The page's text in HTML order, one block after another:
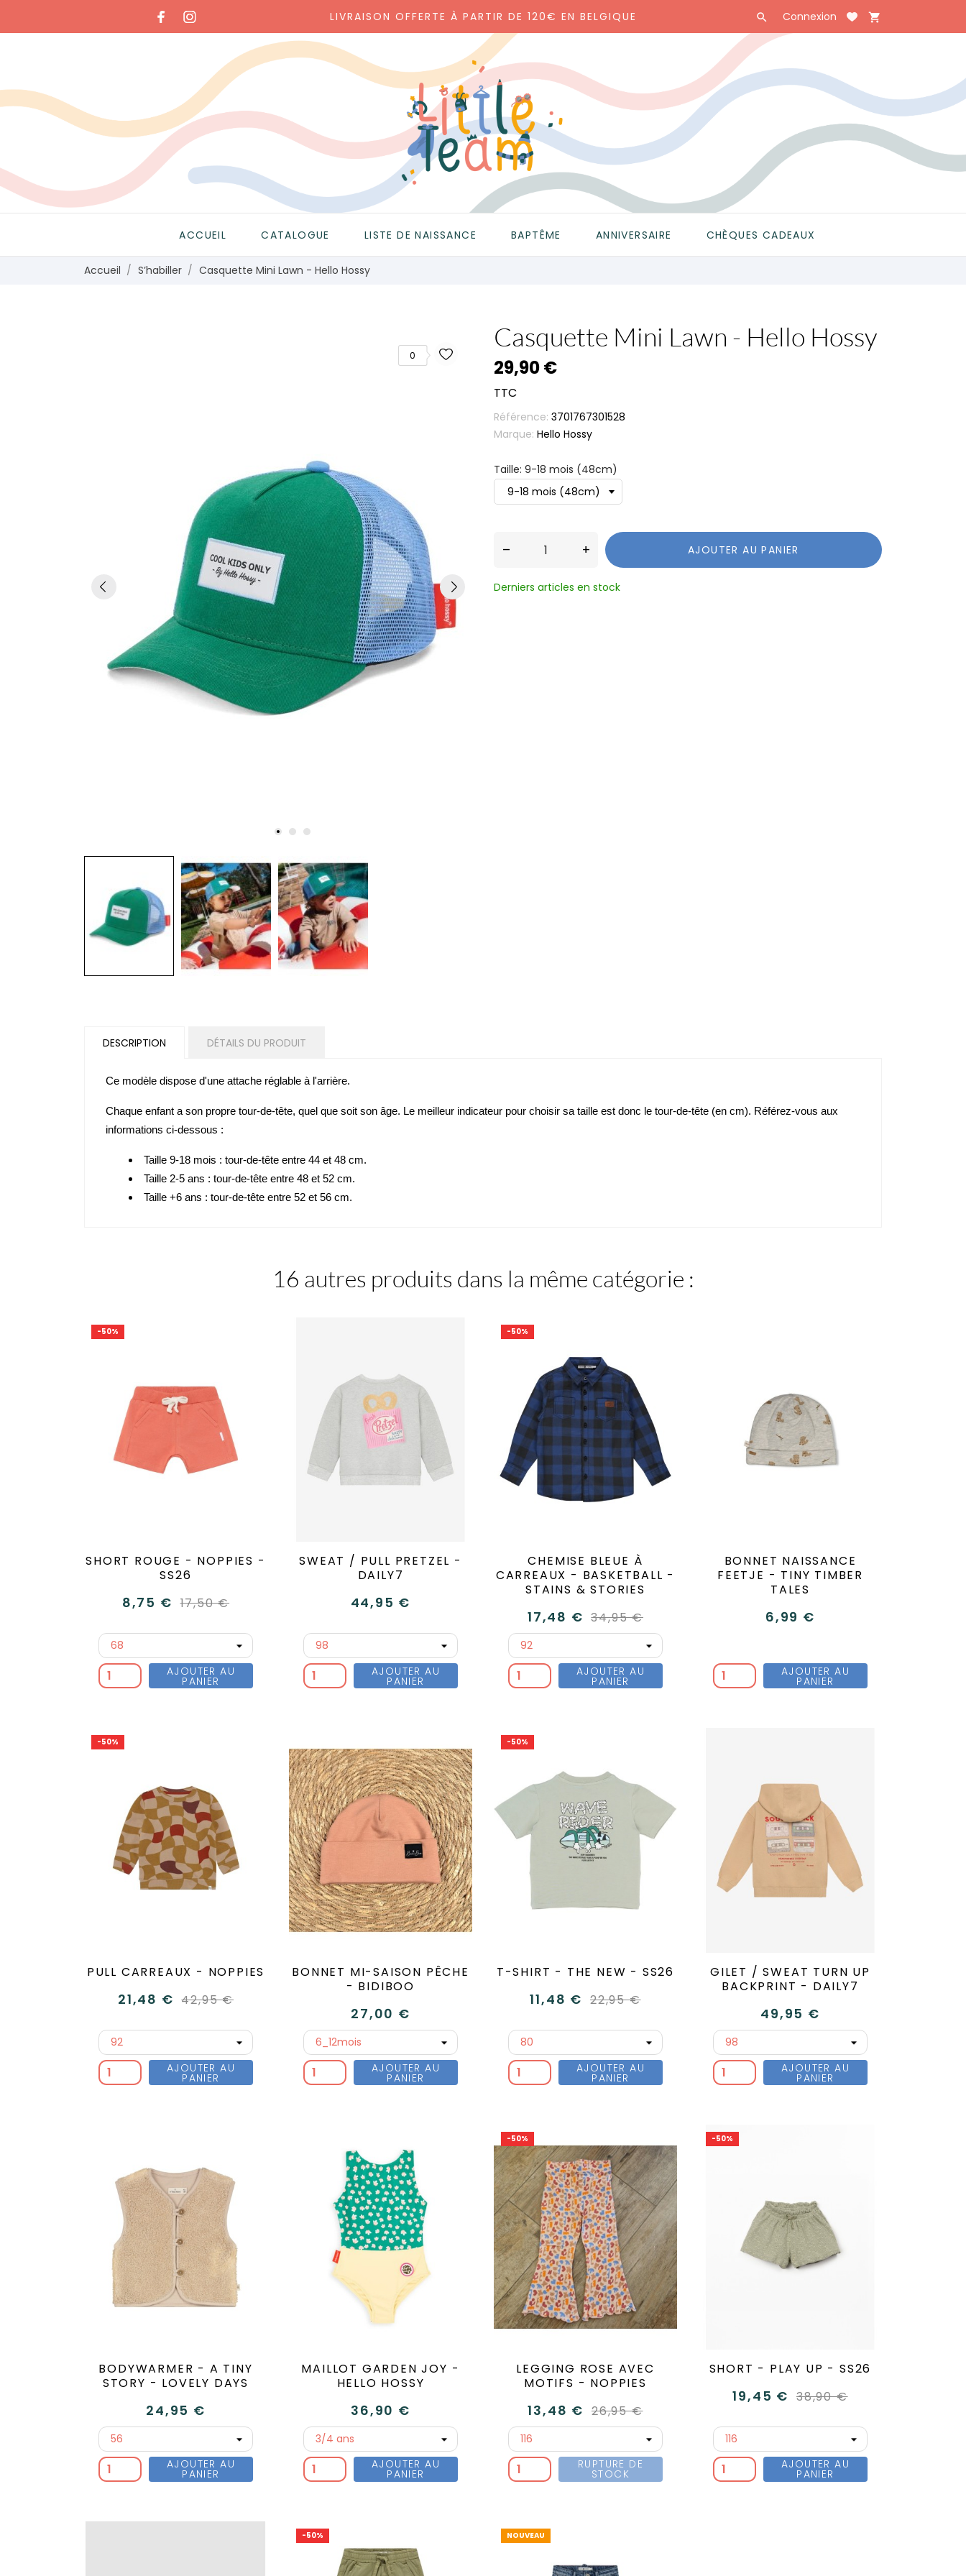
LIVRAISON OFFERTE À PARTIR DE 120€ EN BELGIQUE  Connexion shopping_cart
ACCUEIL CATALOGUE LISTE DE NAISSANCE BAPTÊME ANNIVERSAIRE CHÈQUES CADEAUX
Accueil S’habiller Casquette Mini Lawn - Hello Hossy
0
Casquette Mini Lawn - Hello Hossy
29,90 €
TTC
Référence: 3701767301528
Marque: Hello Hossy
Taille: 9-18 mois (48cm)
– + AJOUTER AU PANIER
Derniers articles en stock
DESCRIPTION DÉTAILS DU PRODUIT
Ce modèle dispose d'une attache réglable à l'arrière.
Chaque enfant a son propre tour-de-tête, quel que soit son âge. Le meilleur indicateur pour choisir sa taille est donc le tour-de-tête (en cm). Référez-vous aux
informations ci-dessous :
Taille 9-18 mois : tour-de-tête entre 44 et 48 cm.
Taille 2-5 ans : tour-de-tête entre 48 et 52 cm.
Taille +6 ans : tour-de-tête entre 52 et 56 cm.
16 autres produits dans la même catégorie :
-50%
SHORT ROUGE - NOPPIES -
SS26
8,75 € 17,50 €
AJOUTER AU
PANIER
SWEAT / PULL PRETZEL -
DAILY7
44,95 €
AJOUTER AU
PANIER
-50%
CHEMISE BLEUE À
CARREAUX - BASKETBALL -
STAINS & STORIES
17,48 € 34,95 €
AJOUTER AU
PANIER
BONNET NAISSANCE
FEETJE - TINY TIMBER
TALES
6,99 €
AJOUTER AU
PANIER
-50%
PULL CARREAUX - NOPPIES
21,48 € 42,95 €
AJOUTER AU
PANIER
BONNET MI-SAISON PÊCHE
- BIDIBOO
27,00 €
AJOUTER AU
PANIER
-50%
T-SHIRT - THE NEW - SS26
11,48 € 22,95 €
AJOUTER AU
PANIER
GILET / SWEAT TURN UP
BACKPRINT - DAILY7
49,95 €
AJOUTER AU
PANIER
BODYWARMER - A TINY
STORY - LOVELY DAYS
24,95 €
AJOUTER AU
PANIER
MAILLOT GARDEN JOY -
HELLO HOSSY
36,90 €
AJOUTER AU
PANIER
-50%
LEGGING ROSE AVEC
MOTIFS - NOPPIES
13,48 € 26,95 €
RUPTURE DE
STOCK
-50%
SHORT - PLAY UP - SS26
19,45 € 38,90 €
AJOUTER AU
PANIER
-50% NOUVEAU